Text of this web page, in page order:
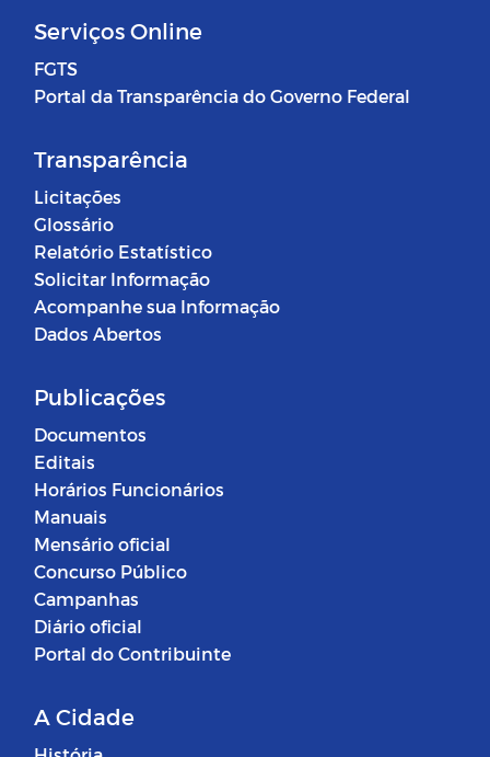
Serviços Online
FGTS
Portal da Transparência do Governo Federal
Transparência
Licitações
Glossário
Relatório Estatístico
Solicitar Informação
Acompanhe sua Informação
Dados Abertos
Publicações
Documentos
Editais
Horários Funcionários
Manuais
Mensário oficial
Concurso Público
Campanhas
Diário oficial
Portal do Contribuinte
A Cidade